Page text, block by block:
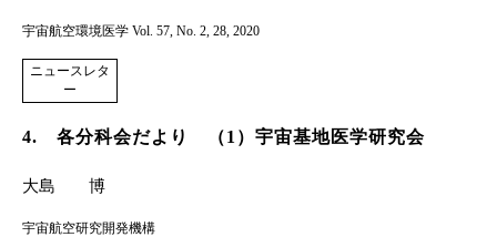
宇宙航空環境医学 Vol. 57, No. 2, 28, 2020
ニュースレタ
ー
4. 各分科会だより （1）宇宙基地医学研究会
大島 博
宇宙航空研究開発機構